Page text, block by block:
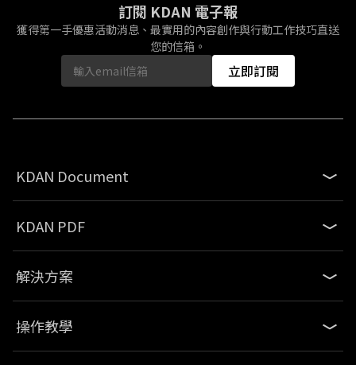
訂閱 KDAN 電子報
獲得第一手優惠活動消息、最實用的內容創作與行動工作技巧直送
您的信箱。
立即訂閱
KDAN Document
KDAN PDF
解決方案
操作教學